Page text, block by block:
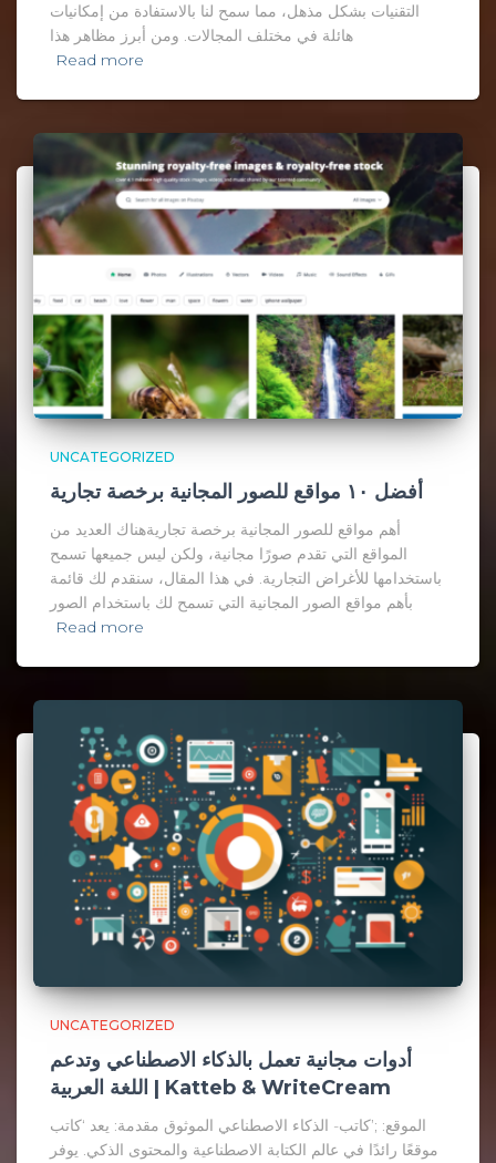
التقنيات بشكل مذهل، مما سمح لنا بالاستفادة من إمكانيات
هائلة في مختلف المجالات. ومن أبرز مظاهر هذا
Read more
UNCATEGORIZED
أفضل ١٠ مواقع للصور المجانية برخصة تجارية
أهم مواقع للصور المجانية برخصة تجاريةهناك العديد من
المواقع التي تقدم صورًا مجانية، ولكن ليس جميعها تسمح
باستخدامها للأغراض التجارية. في هذا المقال، سنقدم لك قائمة
بأهم مواقع الصور المجانية التي تسمح لك باستخدام الصور
Read more
UNCATEGORIZED
أدوات مجانية تعمل بالذكاء الاصطناعي وتدعم
اللغة العربية | Katteb & WriteCream
الموقع: ;’كاتب- الذكاء الاصطناعي الموثوق مقدمة: يعد ‘كاتب
موقعًا رائدًا في عالم الكتابة الاصطناعية والمحتوى الذكي. يوفر